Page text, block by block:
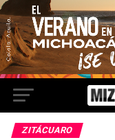
ZITÁCUARO